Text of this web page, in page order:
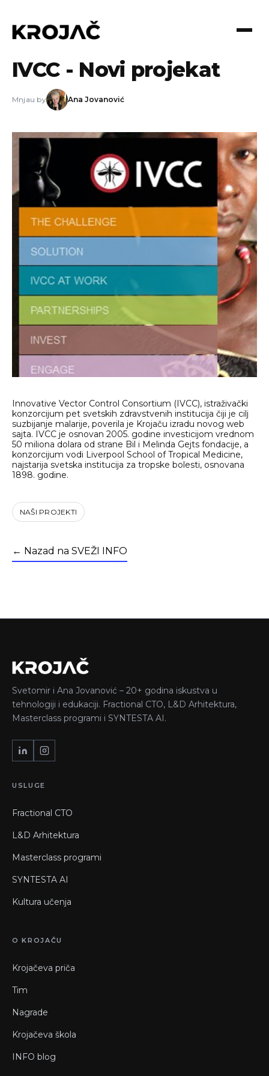
IVCC - Novi projekat
Mnjau by Ana Jovanović
Innovative Vector Control Consortium (IVCC), istraživački
konzorcijum pet svetskih zdravstvenih institucija čiji je cilj
suzbijanje malarije, poverila je Krojaču izradu novog web
sajta. IVCC je osnovan 2005. godine investicijom vrednom
50 miliona dolara od strane Bil i Melinda Gejts fondacije, a
konzorcijum vodi Liverpool School of Tropical Medicine,
najstarija svetska institucija za tropske bolesti, osnovana
1898. godine.
NAŠI PROJEKTI
← Nazad na SVEŽI INFO
Svetomir i Ana Jovanović – 20+ godina iskustva u
tehnologiji i edukaciji. Fractional CTO, L&D Arhitektura,
Masterclass programi i SYNTESTA AI.
USLUGE
Fractional CTO
L&D Arhitektura
Masterclass programi
SYNTESTA AI
Kultura učenja
O KROJAČU
Krojačeva priča
Tim
Nagrade
Krojačeva škola
INFO blog